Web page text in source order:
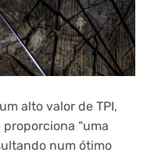
alto valor de TPI,
“uma
num ótimo